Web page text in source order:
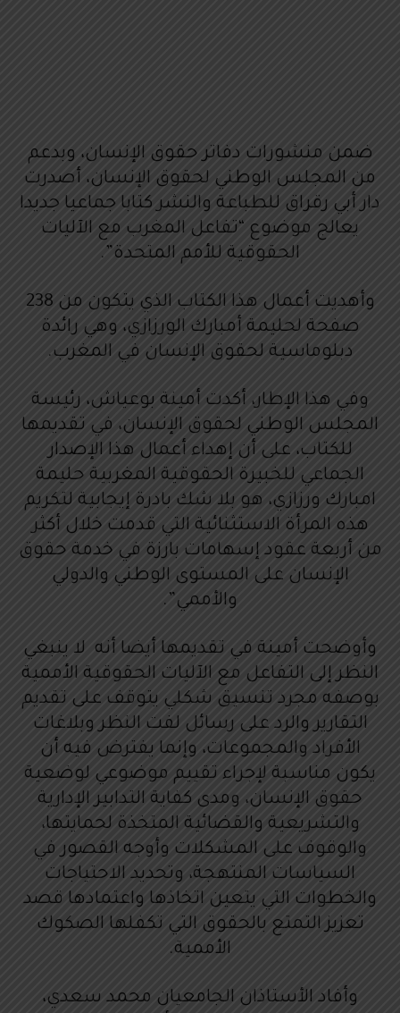
ضمن منشورات دفاتر حقوق الإنسان، وبدعم
من المجلس الوطني لحقوق الإنسان، أصدرت
دار أبي رقراق للطباعة والنشر كتابا جماعيا جديدا
يعالج موضوع “تفاعل المغرب مع الآليات
الحقوقية للأمم المتحدة”.
وأهديت أعمال هذا الكتاب الذي يتكون من 238
صفحة لحليمة أمبارك الورزازي، وهي رائدة
دبلوماسية لحقوق الإنسان في المغرب.
وفي هذا الإطار، أكدت أمينة بوعياش، رئيسة
المجلس الوطني لحقوق الإنسان، في تقديمها
للكتاب، على أن إهداء أعمال هذا الإصدار
الجماعي للخبيرة الحقوقية المغربية حليمة
امبارك ورزازي، هو بلا شك بادرة إيجابية لتكريم
هذه المرأة الاستثنائية التي قدمت خلال أكثر
من أربعة عقود إسهامات بارزة في خدمة حقوق
الإنسان على المستوى الوطني والدولي
والأممي”.
وأوضحت أمينة في تقديمها أيضا أنه لا ينبغي
النظر إلى التفاعل مع الآليات الحقوقية الأممية
بوصفه مجرد تنسيق شكلي يتوقف على تقديم
التقارير والرد على رسائل لفت النظر وبلاغات
الأفراد والمجموعات، وإنما يفترض فيه أن
يكون مناسبة لإجراء تقييم موضوعي لوضعية
حقوق الإنسان، ومدى كفاية التدابير الإدارية
والتشريعية والقضائية المتخذة لحمايتها،
والوقوف على المشكلات وأوجه القصور في
السياسات المنتهجة، وتحديد الاحتياجات
والخطوات التي يتعين اتخاذها واعتمادها قصد
تعزيز التمتع بالحقوق التي تكفلها الصكوك
الأممية.
وأفاد الأستاذان الجامعيان محمد سعدي،